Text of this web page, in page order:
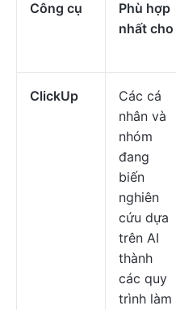
Công cụ
Phù hợp
nhất cho
ClickUp
Các cá
nhân và
nhóm
đang
biến
nghiên
cứu dựa
trên AI
thành
các quy
trình làm